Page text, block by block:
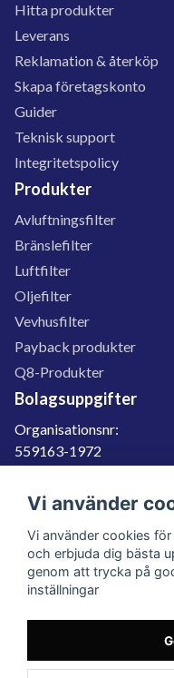
Hitta produkter
Leverans
Reklamation & återköp
Skapa företagskonto
Guider
Teknisk support
Integritetspolicy
Produkter
Avluftningsfilter
Bränslefilter
Luftfilter
Oljefilter
Vevhusfilter
Payback produkter
Q8-Produkter
Bolagsuppgifter
Organisationsnr:
559163-1972
SE559163197201
060-566 800
info@filter.se
559163-1972
Vi använder
Vi använder cookies
och erbjuda dig bästa
genom att trycka på
inställningar